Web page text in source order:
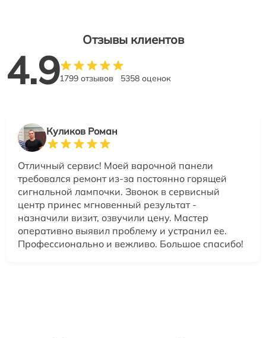
Отзывы клиентов
4.91799 отзывов 5358 оценок
Куликов Роман
Отличный сервис! Моей варочной панели
требовался ремонт из-за постоянно горящей
сигнальной лампочки. Звонок в сервисный
центр принес мгновенный результат -
назначили визит, озвучили цену. Мастер
оперативно выявил проблему и устранил ее.
Профессионально и вежливо. Большое спасибо!